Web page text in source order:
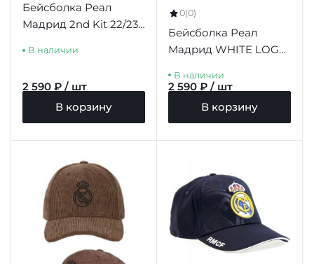
Бейсболка Реал
Мадрид 2nd Kit 22/23
В наличии
2 590 ₽ / шт
В корзину
0(0)
Бейсболка Реал
Мадрид WHITE LOGO
В наличии
2 590 ₽ / шт
В корзину